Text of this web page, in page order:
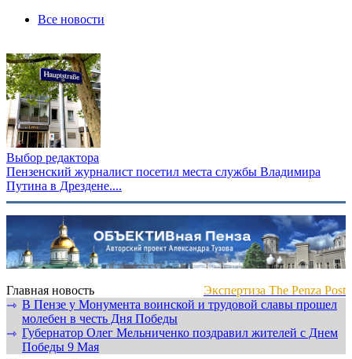
Все новости
Выбор редактора
Пензенский журналист посетил места службы Владимира
Путина в Дрездене....
Главная новость
Экспертиза The Penza Post
⇾ В Пензе у Монумента воинской и трудовой славы прошел
молебен в честь Дня Победы
⇾ Губернатор Олег Мельниченко поздравил жителей с Днем
Победы 9 Мая